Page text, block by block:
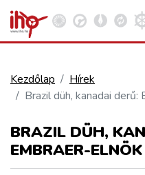
VASÚT
KÖZÚT
Kezdőlap
Hírek
Brazil düh, kanadai
BRAZIL DÜH,
EMBRAER-